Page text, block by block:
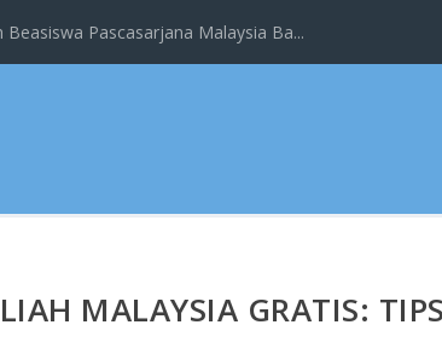
Pascasarjana Malaysia Ba...
MALAYSIA GRATIS: